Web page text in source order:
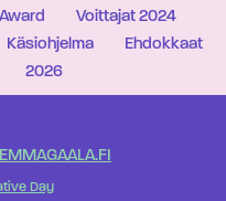
Voittajat 2024
Käsiohjelma
Ehdokkaat
2026
Day